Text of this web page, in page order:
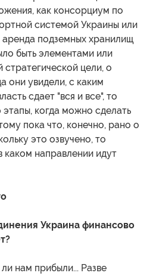
как консорциум по
системой Украины или
подземных хранилищ
быть элементами или
цели, о
они увидели, с каким
сдает "вся и все", то
когда можно сделать
пока что, конечно, рано о
это озвучено, то
каком направлении идут
Украина финансово
нам прибыли... Разве